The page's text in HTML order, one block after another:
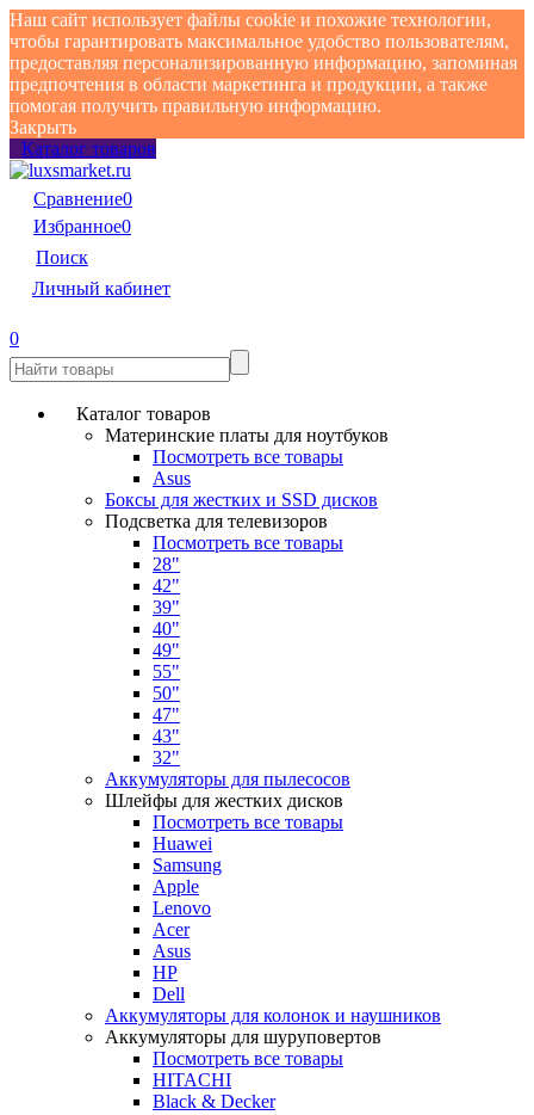
Наш сайт использует файлы cookie и похожие технологии,
чтобы гарантировать максимальное удобство пользователям,
предоставляя персонализированную информацию, запоминая
предпочтения в области маркетинга и продукции, а также
помогая получить правильную информацию.
Закрыть
Каталог товаров
Сравнение0
Избранное0
Поиск
Личный кабинет
0
Каталог товаров
Материнские платы для ноутбуков
Посмотреть все товары
Asus
Боксы для жестких и SSD дисков
Подсветка для телевизоров
Посмотреть все товары
28"
42"
39"
40"
49"
55"
50"
47"
43"
32"
Аккумуляторы для пылесосов
Шлейфы для жестких дисков
Посмотреть все товары
Huawei
Samsung
Apple
Lenovo
Acer
Asus
HP
Dell
Аккумуляторы для колонок и наушников
Аккумуляторы для шуруповертов
Посмотреть все товары
HITACHI
Black & Decker